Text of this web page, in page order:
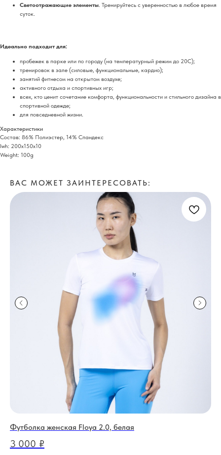
Светоотражающие элементы. Тренируйтесь с уверенностью в любое время
суток.
Идеально подходит для:
пробежек в парке или по городу (на температурный режим до 20С);
тренировок в зале (силовые, функциональные, кардио);
занятий фитнесом на открытом воздухе;
активного отдыха и спортивных игр;
всех, кто ценит сочетание комфорта, функциональности и стильного дизайна в
спортивной одежде;
для повседневной жизни.
Характеристики
Состав: 86% Полиэстер, 14% Спандекс
lwh: 200x150x10
Weight: 100g
ВАС МОЖЕТ ЗАИНТЕРЕСОВАТЬ:
Футболка женская Floya 2.0, белая
3 000 ₽